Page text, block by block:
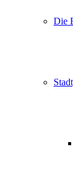
Die